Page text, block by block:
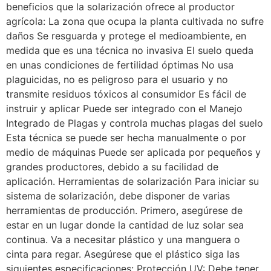
beneficios que la solarización ofrece al productor
agrícola: La zona que ocupa la planta cultivada no sufre
daños Se resguarda y protege el medioambiente, en
medida que es una técnica no invasiva El suelo queda
en unas condiciones de fertilidad óptimas No usa
plaguicidas, no es peligroso para el usuario y no
transmite residuos tóxicos al consumidor Es fácil de
instruir y aplicar Puede ser integrado con el Manejo
Integrado de Plagas y controla muchas plagas del suelo
Esta técnica se puede ser hecha manualmente o por
medio de máquinas Puede ser aplicada por pequeños y
grandes productores, debido a su facilidad de
aplicación. Herramientas de solarización Para iniciar su
sistema de solarización, debe disponer de varias
herramientas de producción. Primero, asegúrese de
estar en un lugar donde la cantidad de luz solar sea
continua. Va a necesitar plástico y una manguera o
cinta para regar. Asegúrese que el plástico siga las